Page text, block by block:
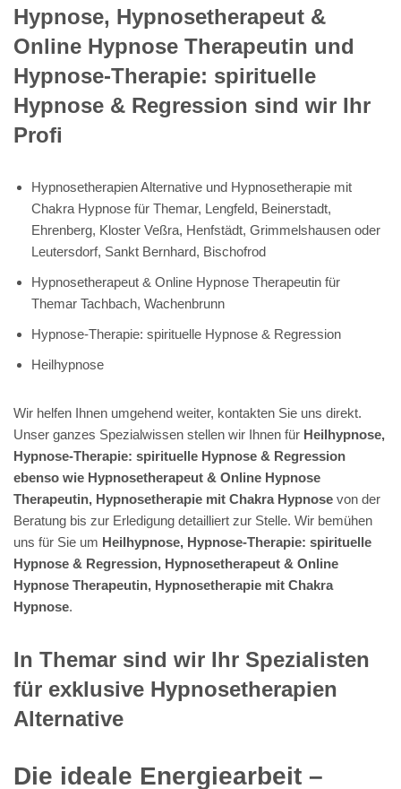
Hypnose, Hypnosetherapeut &
Online Hypnose Therapeutin und
Hypnose-Therapie: spirituelle
Hypnose & Regression sind wir Ihr
Profi
Hypnosetherapien Alternative und Hypnosetherapie mit
Chakra Hypnose für Themar, Lengfeld, Beinerstadt,
Ehrenberg, Kloster Veßra, Henfstädt, Grimmelshausen oder
Leutersdorf, Sankt Bernhard, Bischofrod
Hypnosetherapeut & Online Hypnose Therapeutin für
Themar Tachbach, Wachenbrunn
Hypnose-Therapie: spirituelle Hypnose & Regression
Heilhypnose
Wir helfen Ihnen umgehend weiter, kontakten Sie uns direkt.
Unser ganzes Spezialwissen stellen wir Ihnen für Heilhypnose,
Hypnose-Therapie: spirituelle Hypnose & Regression
ebenso wie Hypnosetherapeut & Online Hypnose
Therapeutin, Hypnosetherapie mit Chakra Hypnose von der
Beratung bis zur Erledigung detailliert zur Stelle. Wir bemühen
uns für Sie um Heilhypnose, Hypnose-Therapie: spirituelle
Hypnose & Regression, Hypnosetherapeut & Online
Hypnose Therapeutin, Hypnosetherapie mit Chakra
Hypnose.
In Themar sind wir Ihr Spezialisten
für exklusive Hypnosetherapien
Alternative
Die ideale Energiearbeit –